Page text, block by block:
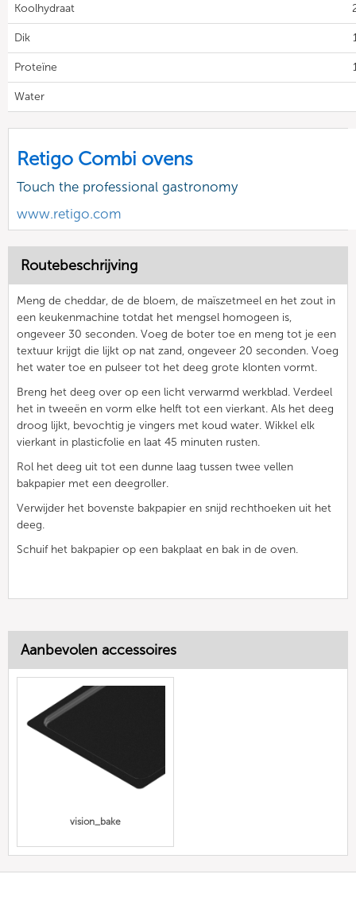
Koolhydraat
Dik
Proteïne
Water
Retigo Combi ovens
Touch the professional gastronomy
www.retigo.com
Routebeschrijving
Meng de cheddar, de de bloem, de maïszetmeel en het zout in
een keukenmachine totdat het mengsel homogeen is,
ongeveer 30 seconden. Voeg de boter toe en meng tot je een
textuur krijgt die lijkt op nat zand, ongeveer 20 seconden. Voeg
het water toe en pulseer tot het deeg grote klonten vormt.
Breng het deeg over op een licht verwarmd werkblad. Verdeel
het in tweeën en vorm elke helft tot een vierkant. Als het deeg
droog lijkt, bevochtig je vingers met koud water. Wikkel elk
vierkant in plasticfolie en laat 45 minuten rusten.
Rol het deeg uit tot een dunne laag tussen twee vellen
bakpapier met een deegroller.
Verwijder het bovenste bakpapier en snijd rechthoeken uit het
deeg.
Schuif het bakpapier op een bakplaat en bak in de oven.
Aanbevolen accessoires
vision_bake